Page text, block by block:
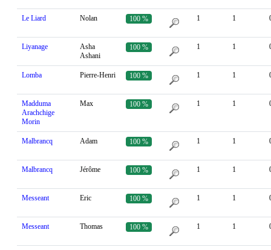
Le Liard Nolan 100 % 1 1
Liyanage
Asha
Ashani
100 % 1 1
Lomba Pierre-Henri 100 % 1 1
Madduma
Arachchige
Morin
Max 100 % 1 1
Malbrancq Adam 100 % 1 1
Malbrancq Jérôme 100 % 1 1
Messeant Eric 100 % 1 1
Messeant Thomas 100 % 1 1